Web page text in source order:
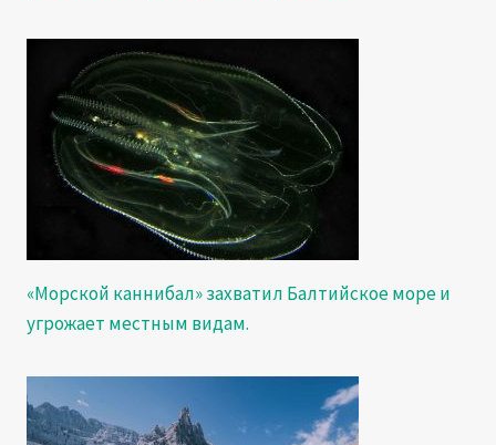
«Морской каннибал» захватил Балтийское море и
угрожает местным видам.